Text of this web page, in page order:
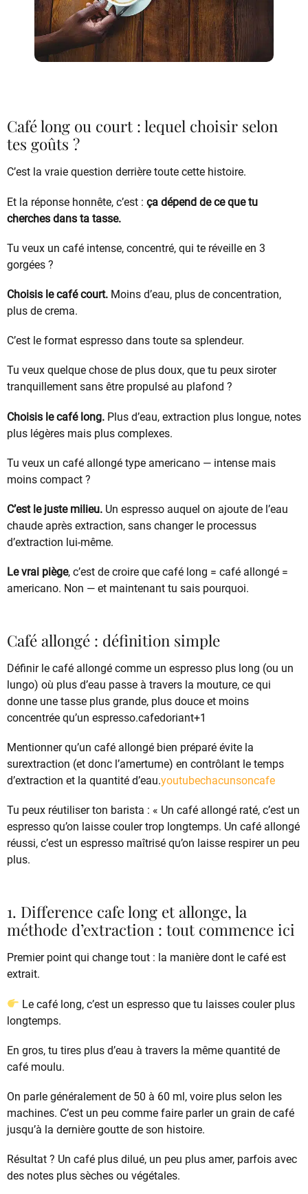
Café long ou court : lequel choisir selon
tes goûts ?
C’est la vraie question derrière toute cette histoire.
Et la réponse honnête, c’est : ça dépend de ce que tu
cherches dans ta tasse.
Tu veux un café intense, concentré, qui te réveille en 3
gorgées ?
Choisis le café court. Moins d’eau, plus de concentration,
plus de crema.
C’est le format espresso dans toute sa splendeur.
Tu veux quelque chose de plus doux, que tu peux siroter
tranquillement sans être propulsé au plafond ?
Choisis le café long. Plus d’eau, extraction plus longue, notes
plus légères mais plus complexes.
Tu veux un café allongé type americano — intense mais
moins compact ?
C’est le juste milieu. Un espresso auquel on ajoute de l’eau
chaude après extraction, sans changer le processus
d’extraction lui-même.
Le vrai piège, c’est de croire que café long = café allongé =
americano. Non — et maintenant tu sais pourquoi.
Café allongé : définition simple
Définir le café allongé comme un espresso plus long (ou un
lungo) où plus d’eau passe à travers la mouture, ce qui
donne une tasse plus grande, plus douce et moins
concentrée qu’un espresso.cafedoriant+1
Mentionner qu’un café allongé bien préparé évite la
surextraction (et donc l’amertume) en contrôlant le temps
d’extraction et la quantité d’eau.youtubechacunsoncafe
Tu peux réutiliser ton barista : « Un café allongé raté, c’est un
espresso qu’on laisse couler trop longtemps. Un café allongé
réussi, c’est un espresso maîtrisé qu’on laisse respirer un peu
plus.
1. Difference cafe long et allonge, la
méthode d’extraction : tout commence ici
Premier point qui change tout : la manière dont le café est
extrait.
Le café long, c’est un espresso que tu laisses couler plus
longtemps.
En gros, tu tires plus d’eau à travers la même quantité de
café moulu.
On parle généralement de 50 à 60 ml, voire plus selon les
machines. C’est un peu comme faire parler un grain de café
jusqu’à la dernière goutte de son histoire.
Résultat ? Un café plus dilué, un peu plus amer, parfois avec
des notes plus sèches ou végétales.